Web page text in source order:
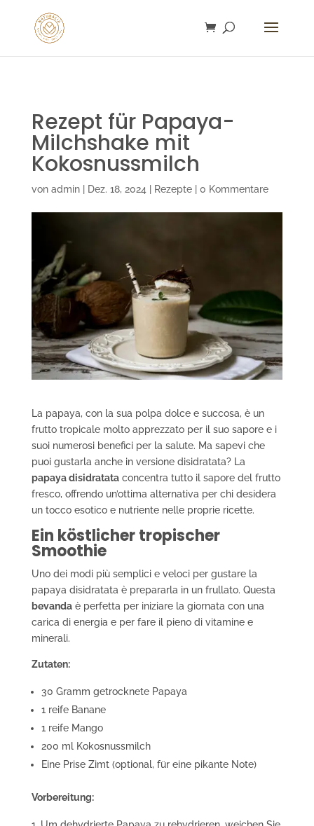
Rezept für Papaya-
Milchshake mit
Kokosnussmilch
von admin| Dez. 18, 2024 Rezepte| 0 Kommentare
La papaya, con la sua polpa dolce e succosa, è un
frutto tropicale molto apprezzato per il suo sapore e i
suoi numerosi benefici per la salute. Ma sapevi che
puoi gustarla anche in versione disidratata? La
papaya disidratataconcentra tutto il sapore del frutto
fresco, offrendo un’ottima alternativa per chi desidera
un tocco esotico e nutriente nelle proprie ricette.
Ein köstlicher tropischer
Smoothie
Uno dei modi più semplici e veloci per gustare la
papaya disidratata è prepararla in un frullato. Questa
bevandaè perfetta per iniziare la giornata con una
carica di energia e per fare il pieno di vitamine e
minerali.
Zutaten:
30 Gramm getrocknete Papaya
1 reife Banane
1 reife Mango
200 ml Kokosnussmilch
Eine Prise Zimt (optional, für eine pikante Note)
Vorbereitung: